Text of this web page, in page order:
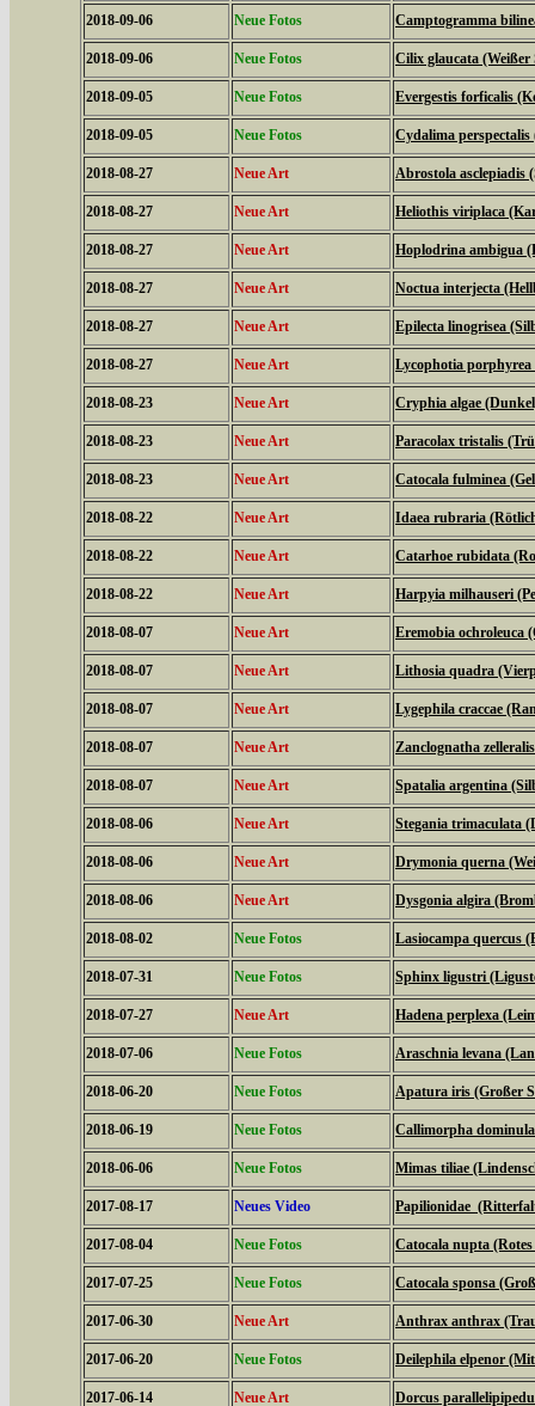
2018-09-06 Neue Fotos Camptogramma
2018-09-06 Neue Fotos Cilix glaucata (Weißer
2018-09-05 Neue Fotos Evergestis forficalis
2018-09-05 Neue Fotos Cydalima
2018-08-27 Neue Art Abrostola asclepiadis
2018-08-27 Neue Art Heliothis viriplaca
2018-08-27 Neue Art Hoplodrina ambigua
2018-08-27 Neue Art Noctua interjecta
2018-08-27 Neue Art Epilecta linogrisea
2018-08-27 Neue Art Lycophotia
2018-08-23 Neue Art Cryphia algae
2018-08-23 Neue Art Paracolax tristalis
2018-08-23 Neue Art Catocala fulminea
2018-08-22 Neue Art Idaea rubraria
2018-08-22 Neue Art Catarhoe rubidata
2018-08-22 Neue Art Harpyia milhauseri
2018-08-07 Neue Art Eremobia ochroleuca
2018-08-07 Neue Art Lithosia quadra
2018-08-07 Neue Art Lygephila craccae
2018-08-07 Neue Art Zanclognatha
2018-08-07 Neue Art Spatalia argentina
2018-08-06 Neue Art Stegania trimaculata
2018-08-06 Neue Art Drymonia querna
2018-08-06 Neue Art Dysgonia algira
2018-08-02 Neue Fotos Lasiocampa quercus
2018-07-31 Neue Fotos Sphinx ligustri
2018-07-27 Neue Art Hadena perplexa
2018-07-06 Neue Fotos Araschnia levana
2018-06-20 Neue Fotos Apatura iris (Großer
2018-06-19 Neue Fotos Callimorpha
2018-06-06 Neue Fotos Mimas tiliae
2017-08-17 Neues Video Papilionidae
2017-08-04 Neue Fotos Catocala nupta
2017-07-25 Neue Fotos Catocala sponsa
2017-06-30 Neue Art Anthrax anthrax
2017-06-20 Neue Fotos Deilephila elpenor
2017-06-14 Neue Art Dorcus